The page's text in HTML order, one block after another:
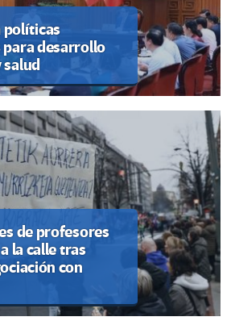
políticas
desarrollo
salud
de profesores
la calle tras
con